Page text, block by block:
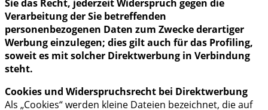
Sie das Recht, jederzeit Widerspruch gegen die
Verarbeitung der Sie betreffenden
personenbezogenen Daten zum Zwecke derartiger
Werbung einzulegen; dies gilt auch für das Profiling,
soweit es mit solcher Direktwerbung in Verbindung
steht.
Cookies und Widerspruchsrecht bei Direktwerbung
Als „Cookies“ werden kleine Dateien bezeichnet, die auf